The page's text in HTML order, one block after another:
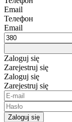
Email
Телефон
Email
Zaloguj się
Zarejestruj się
Zaloguj się
Zarejestruj się
Zaloguj się